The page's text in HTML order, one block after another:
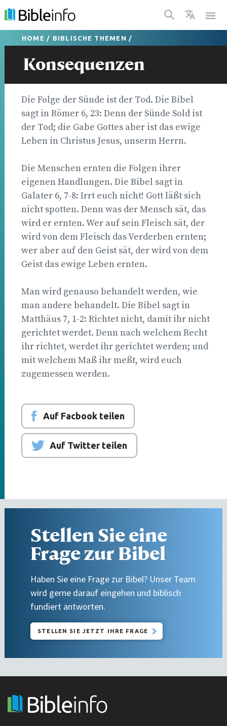
HOME / BIBLISCHE THEMEN /
Konsequenzen
Die Folge der Sünde ist der Tod. Die Bibel
sagt in Römer 6, 23: Denn der Sünde Sold ist
der Tod; die Gabe Gottes aber ist das ewige
Leben in Christus Jesus, unserm Herrn.
Die Menschen ernten die Folgen ihrer
eigenen Handlungen. Die Bibel sagt in
Galater 6, 7-8: Irrt euch nicht! Gott läßt sich
nicht spotten. Denn was der Mensch sät, das
wird er ernten. Wer auf sein Fleisch sät, der
wird von dem Fleisch das Verderben ernten;
wer aber auf den Geist sät, der wird von dem
Geist das ewige Leben ernten.
Man wird genauso behandelt werden, wie
man andere behandelt. Die Bibel sagt in
Matthäus 7, 1-2: Richtet nicht, damit ihr nicht
gerichtet werdet. Denn nach welchem Recht
ihr richtet, werdet ihr gerichtet werden; und
mit welchem Maß ihr meßt, wird euch
zugemessen werden.
Auf Facbook teilen
Auf Twitter teilen
Stellen Sie eine
Frage zur Bibel
Haben Sie eine Frage zur Bibel? Unser Team
wird gerne darauf eingehen und biblisch
fundiert antworten.
STELLEN SIE JETZT IHRE FRAGE